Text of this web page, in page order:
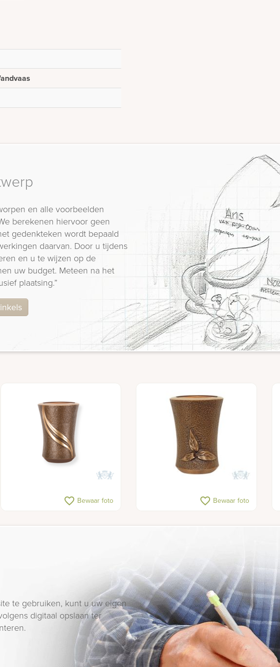
en alle voorbeelden
berekenen hiervoor geen
gedenkteken wordt bepaald
daarvan. Door u tijdens
en u te wijzen op de
uw budget. Meteen na het
plaatsing.”
favorite_border Bewaar foto favorite_border Bewaar foto
te gebruiken, kunt u uw eigen
digitaal opslaan ter